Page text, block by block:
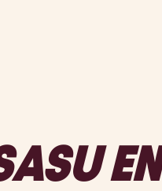
EN